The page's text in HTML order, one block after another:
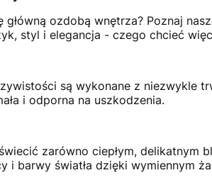
główną ozdobą wnętrza? Poznaj
styl i elegancja - czego chcieć
są wykonane z niezwykle
i odporna na uszkodzenia.
zarówno ciepłym, delikatnym
i barwy światła dzięki wymiennym